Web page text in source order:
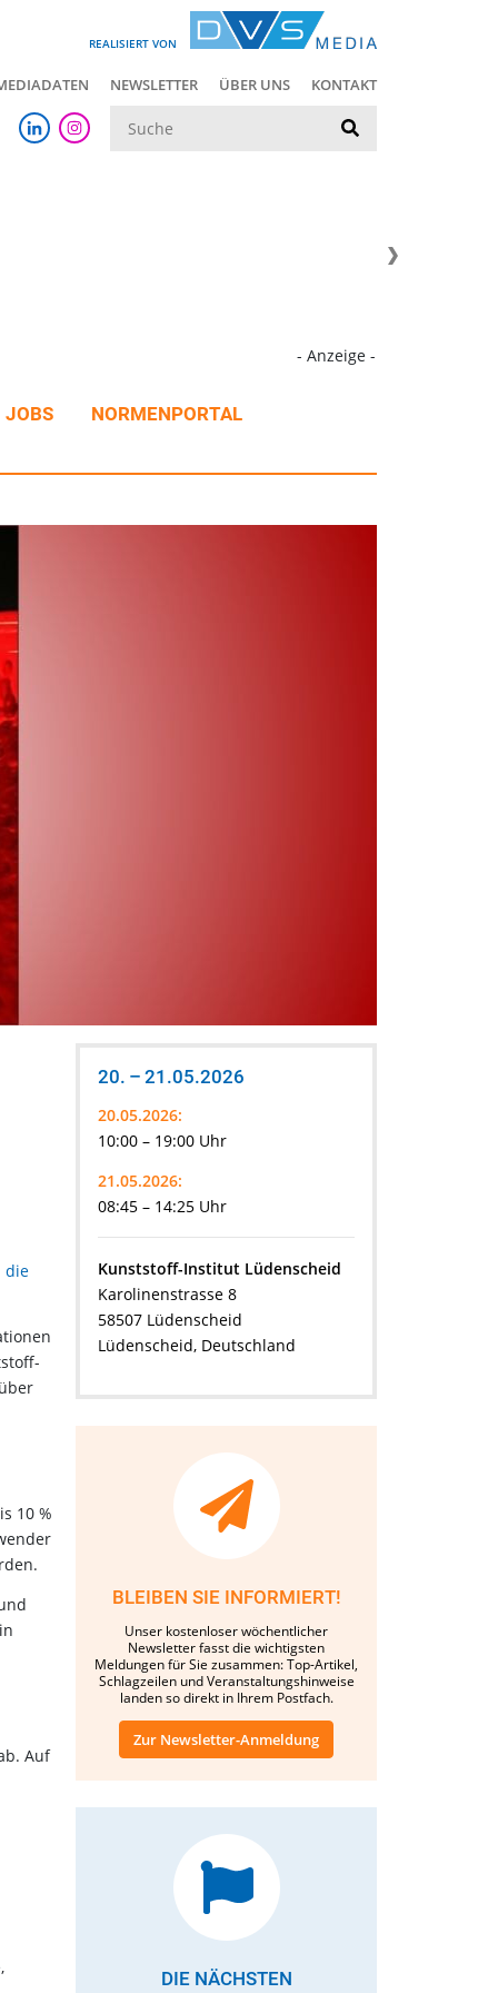
REALISIERT VON
NEWSLETTER ÜBER UNS KONTAKT
- Anzeige -
JOBS NORMENPORTAL
die
10 %
Auf
20. – 21.05.2026
20.05.2026:
10:00 – 19:00 Uhr
21.05.2026:
08:45 – 14:25 Uhr
Kunststoff-Institut Lüdenscheid
Karolinenstrasse 8
58507 Lüdenscheid
Lüdenscheid, Deutschland
BLEIBEN SIE INFORMIERT!
Unser kostenloser wöchentlicher
Newsletter fasst die wichtigsten
Meldungen für Sie zusammen: Top-Artikel,
Schlagzeilen und Veranstaltungshinweise
landen so direkt in Ihrem Postfach.
Zur Newsletter-Anmeldung
DIE NÄCHSTEN